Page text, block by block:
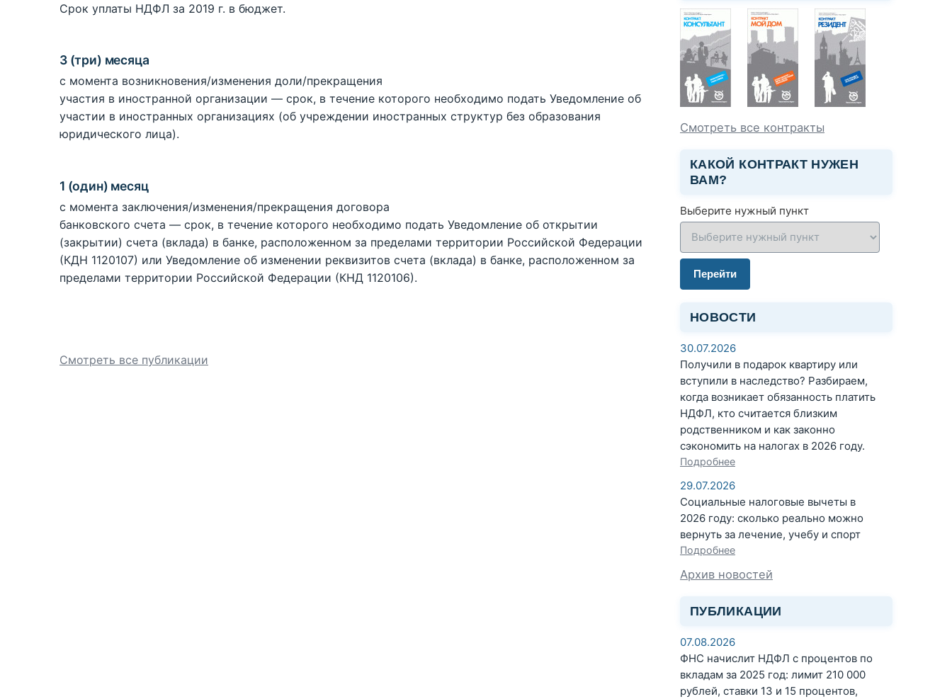
Срок уплаты НДФЛ за 2019 г. в бюджет.
3 (три) месяца
с момента возникновения/изменения доли/прекращения
участия в иностранной организации — срок, в течение которого необходимо подать Уведомление об
участии в иностранных организациях (об учреждении иностранных структур без образования
юридического лица).
1 (один) месяц
с момента заключения/изменения/прекращения договора
банковского счета — срок, в течение которого необходимо подать Уведомление об открытии
(закрытии) счета (вклада) в банке, расположенном за пределами территории Российской Федерации
(КДН 1120107) или Уведомление об изменении реквизитов счета (вклада) в банке, расположенном за
пределами территории Российской Федерации (КНД 1120106).
Смотреть все публикации
Смотреть все контракты
КАКОЙ КОНТРАКТ НУЖЕН
ВАМ?
Выберите нужный пункт
Перейти
НОВОСТИ
30.07.2026
Получили в подарок квартиру или
вступили в наследство? Разбираем,
когда возникает обязанность платить
НДФЛ, кто считается близким
родственником и как законно
сэкономить на налогах в 2026 году.
Подробнее
29.07.2026
Социальные налоговые вычеты в
2026 году: сколько реально можно
вернуть за лечение, учебу и спорт
Подробнее
Архив новостей
ПУБЛИКАЦИИ
07.08.2026
ФНС начислит НДФЛ с процентов по
вкладам за 2025 год: лимит 210 000
рублей, ставки 13 и 15 процентов,